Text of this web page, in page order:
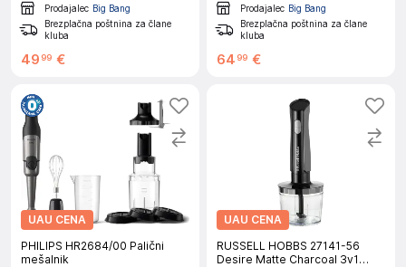
Prodajalec Big Bang
Brezplačna poštnina za člane
kluba
49 99 €
Prodajalec Big Bang
Brezplačna poštnina za člane
kluba
64 99 €
UAU CENA
PHILIPS HR2684/00 Palični
mešalnik
UAU CENA
RUSSELL HOBBS 27141-56
Desire Matte Charcoal 3v1